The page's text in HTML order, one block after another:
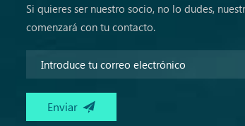
Si quieres ser nuestro socio, no lo dudes,
comenzará con tu contacto.